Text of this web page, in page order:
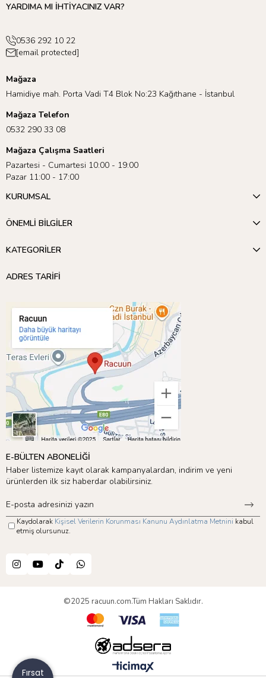
YARDIMA MI İHTİYACINIZ VAR?
0536 292 10 22
[email protected]
Mağaza
Hamidiye mah. Porta Vadi T4 Blok No:23 Kağıthane - İstanbul
Mağaza Telefon
0532 290 33 08
Mağaza Çalışma Saatleri
Pazartesi - Cumartesi 10:00 - 19:00
Pazar 11:00 - 17:00
KURUMSAL
ÖNEMLİ BİLGİLER
KATEGORİLER
ADRES TARİFİ
E-BÜLTEN ABONELİĞİ
Haber listemize kayıt olarak kampanyalardan, indirim ve yeni
ürünlerden ilk siz haberdar olabilirsiniz.
Kaydolarak Kişisel Verilerin Korunması Kanunu Aydınlatma Metnini kabul
etmiş olursunuz.
©2025 racuun.com.Tüm Hakları Saklıdır.
Fırsat